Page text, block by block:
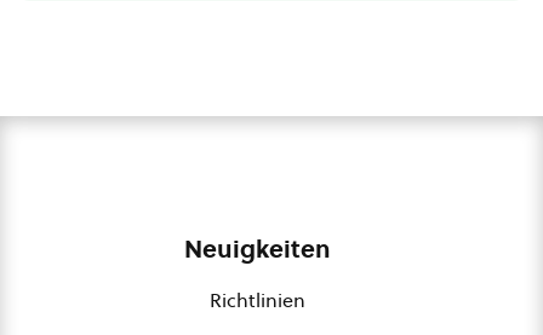
Neuigkeiten
Richtlinien